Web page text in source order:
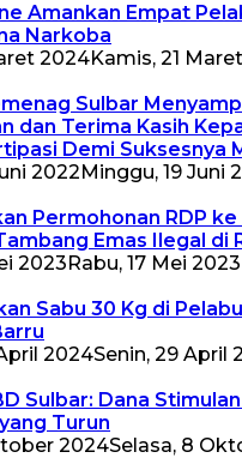
Amankan Empat
Narkoba
2024Kamis, 21
Sulbar
dan Terima Kasih
Demi Suksesnya
2022 Minggu, 19 Juni
Permohonan RDP ke
Emas Ilegal di
2023 Rabu, 17 Mei 2023
Sabu 30 Kg di
2024Senin, 29 April
Sulbar: Dana
Turun
2024Selasa, 8